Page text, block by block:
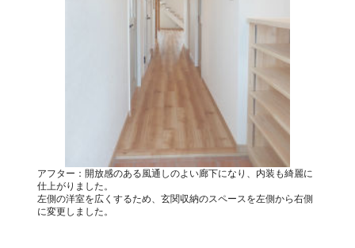
アフター：開放感のある風通しのよい廊下になり、内装も綺麗に
仕上がりました。
左側の洋室を広くするため、玄関収納のスペースを左側から右側
に変更しました。